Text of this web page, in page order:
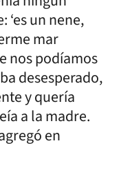
‘es un nene,
mar
nos podíamos
desesperado,
y quería
a la madre.
en